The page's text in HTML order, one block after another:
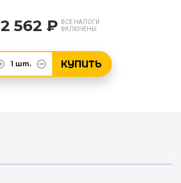
2 562 ₽
ВСЕ НАЛОГИ
ВКЛЮЧЕНЫ
1 шт. КУПИТЬ